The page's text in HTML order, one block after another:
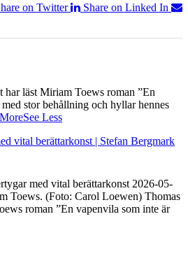
on Twitter
Share on Linked In
läst Miriam Toews roman ”En
stor behållning och hyllar hennes
See Less
vital berättarkonst | Stefan Bergmark
med vital berättarkonst 2026-05-
Toews. (Foto: Carol Loewen) Thomas
roman ”En vapenvila som inte är